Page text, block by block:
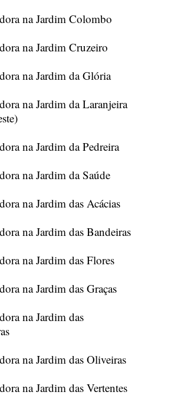
na Jardim Colombo
na Jardim Cruzeiro
na Jardim da Glória
na Jardim da Laranjeira
na Jardim da Pedreira
na Jardim da Saúde
na Jardim das Acácias
na Jardim das Bandeiras
na Jardim das Flores
na Jardim das Graças
na Jardim das
na Jardim das Oliveiras
na Jardim das Vertentes